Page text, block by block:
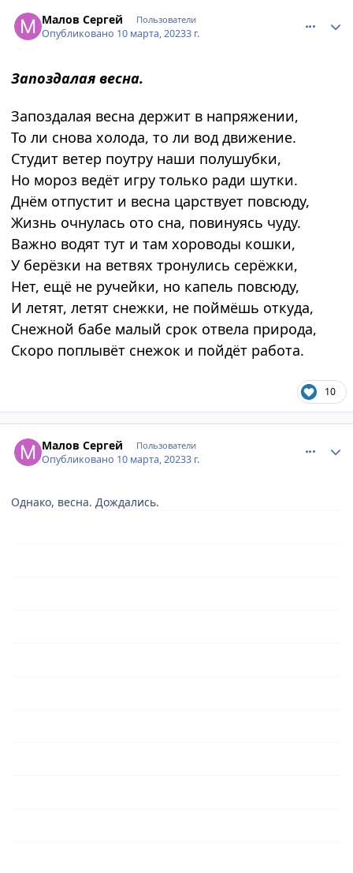
Малов Сергей Пользователи
Опубликовано 10 марта, 20233 г.
Запоздалая весна.
Запоздалая весна держит в напряжении,
То ли снова холода, то ли вод движение.
Студит ветер поутру наши полушубки,
Но мороз ведёт игру только ради шутки.
Днём отпустит и весна царствует повсюду,
Жизнь очнулась ото сна, повинуясь чуду.
Важно водят тут и там хороводы кошки,
У берёзки на ветвях тронулись серёжки,
Нет, ещё не ручейки, но капель повсюду,
И летят, летят снежки, не поймёшь откуда,
Снежной бабе малый срок отвела природа,
Скоро поплывёт снежок и пойдёт работа.
10
Малов Сергей Пользователи
Опубликовано 10 марта, 20233 г.
Однако, весна. Дождались.